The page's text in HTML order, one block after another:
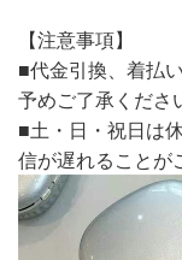
【注意事項】
■代金引換、着払
予めご了承くださ
■土・日・祝日は
信が遅れることが